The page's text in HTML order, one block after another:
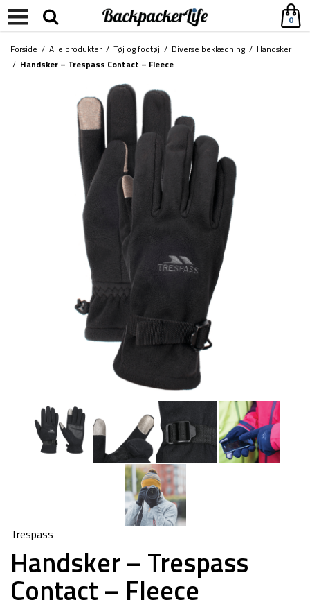
0
Forside / Alle produkter/ Tøj og fodtøj / Diverse beklædning / Handsker
/ Handsker – Trespass Contact – Fleece
Trespass
Handsker – Trespass
Contact – Fleece